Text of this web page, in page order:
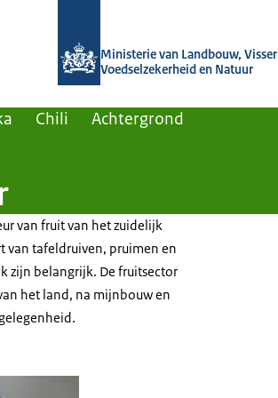
Ministerie van Landbouw,
Voedselzekerheid en Natuur
Chili Achtergrond
van fruit van het zuidelijk
van tafeldruiven, pruimen en
zijn belangrijk. De fruitsector
het land, na mijnbouw en